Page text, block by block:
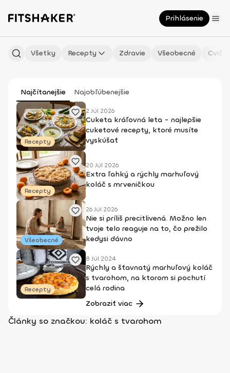
Prihlásenie
Všetky Recepty Zdravie Všeobecné
Najčítanejšie Najobľúbenejšie
Recepty
2 Júl 2026
Cuketa kráľovná leta - najlepšie
cuketové recepty, ktoré musíte
vyskúšať
Recepty
20 Júl 2026
Extra ľahký a rýchly marhuľový
koláč s mrveničkou
Všeobecné
26 Júl 2026
Nie si príliš precitlivená. Možno len
tvoje telo reaguje na to, čo prežilo
kedysi dávno
Recepty
8 Júl 2024
Rýchly a šťavnatý marhuľový koláč
s tvarohom, na ktorom si pochutí
celá rodina
Zobraziť viac
Články so značkou: koláč s tvarohom